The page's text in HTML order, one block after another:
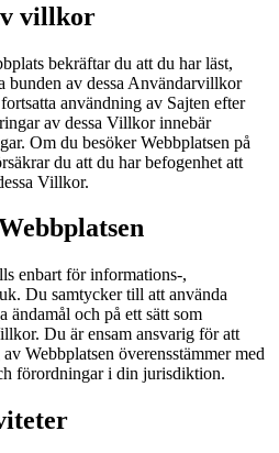
villkor
bekräftar du att du har läst,
bunden av dessa Användarvillkor
användning av Sajten efter
av dessa Villkor innebär
Om du besöker Webbplatsen på
du att du har befogenhet att
Villkor.
enbart för informations-,
Du samtycker till att använda
ändamål och på ett sätt som
Du är ensam ansvarig för att
Webbplatsen överensstämmer med
förordningar i din jurisdiktion.